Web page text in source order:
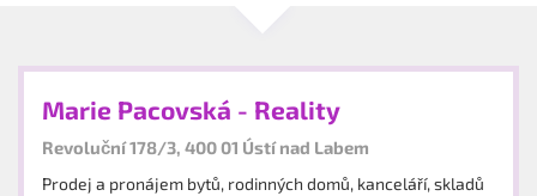
Marie Pacovská - Reality
Revoluční 178/3, 400 01 Ústí nad Labem
Prodej a pronájem bytů, rodinných domů, kanceláří, skladů